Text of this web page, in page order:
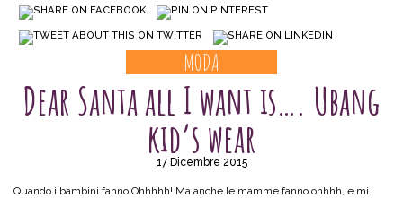
MODA
Dear Santa all I want is…. Ubang
kid’s wear
17 Dicembre 2015
Quando i bambini fanno Ohhhhh! Ma anche le mamme fanno ohhhh, e mi